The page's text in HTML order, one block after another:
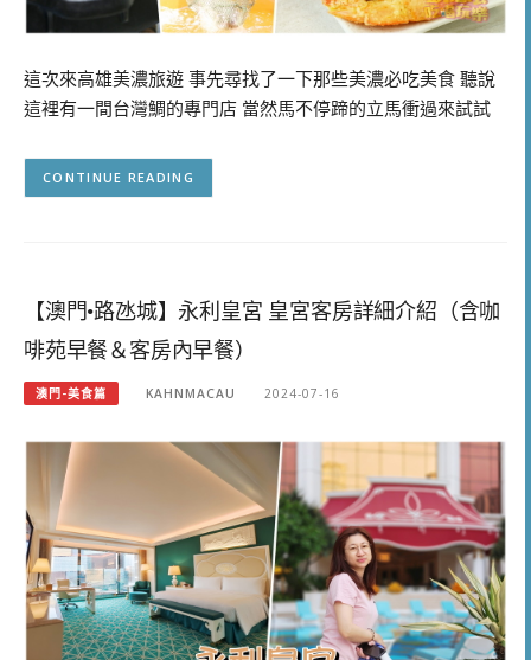
這次來高雄美濃旅遊 事先尋找了一下那些美濃必吃美食 聽說
這裡有一間台灣鯛的專門店 當然馬不停蹄的立馬衝過來試試
CONTINUE READING
【澳門•路氹城】永利皇宮 皇宮客房詳細介紹（含咖
啡苑早餐＆客房內早餐）
澳門-美食篇 KAHNMACAU 2024-07-16